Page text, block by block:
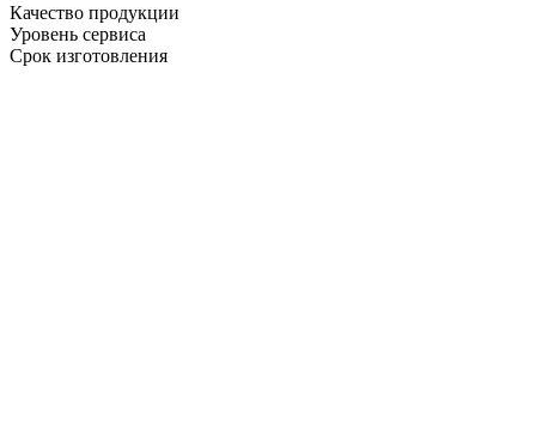
Качество продукции
Уровень сервиса
Срок изготовления